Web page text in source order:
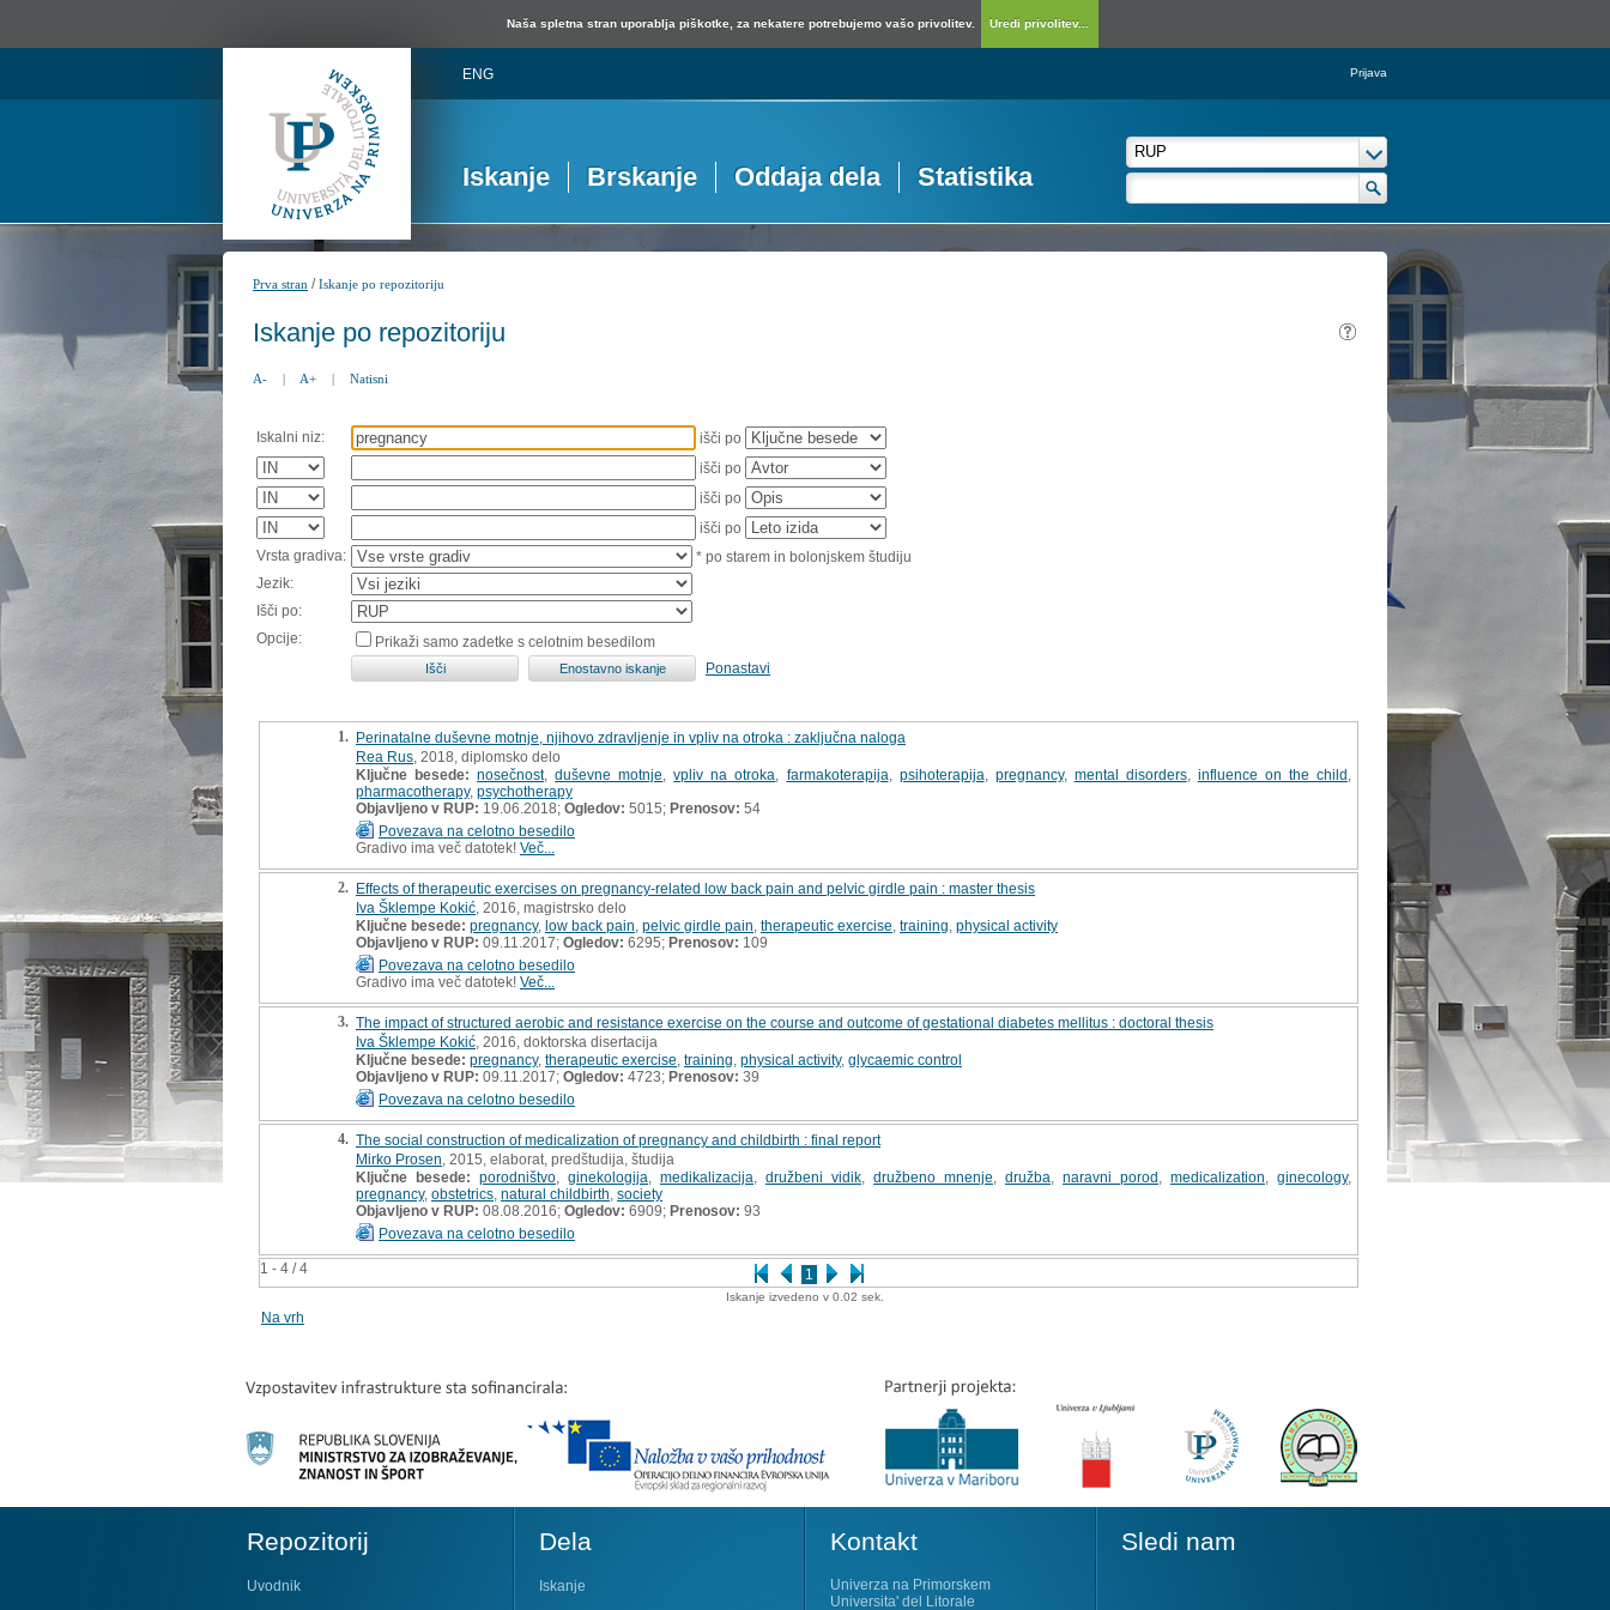
Naša spletna stran uporablja piškotke, za nekatere potrebujemo vašo privolitev. Uredi privolitev...
ENG Prijava
Iskanje Brskanje Oddaja dela Statistika
Prva stran /Iskanje po repozitoriju
Iskanje po repozitoriju
A- | A+ | Natisni
Iskalni niz:
išči po
išči po
išči po
išči po
Vrsta gradiva:
* po starem in bolonjskem študiju
Jezik:
Išči po:
Opcije:
Prikaži samo zadetke s celotnim besedilom
Ponastavi
1 - 4 / 4 1
1. Perinatalne duševne motnje, njihovo zdravljenje in vpliv na otroka : zaključna naloga
Rea Rus , 2018, diplomsko delo
Ključne besede: nosečnost,duševne motnje ,vpliv na otroka farmakoterapija psihoterapija pregnancy, mental disorders, influence on the child
pharmacotherapy, psychotherapy
Objavljeno v RUP: 19.06.2018; Ogledov: 5015; Prenosov: 54
Povezava na celotno besedilo
Gradivo ima več datotek! Več...
2. Effects of therapeutic exercises on pregnancy-related low back pain and pelvic girdle pain : master thesis
Iva Šklempe Kokić , 2016, magistrsko delo
Ključne besede: pregnancy, low back pain pelvic girdle pain therapeutic exercise training physical activity
Objavljeno v RUP: 09.11.2017; Ogledov: 6295; Prenosov: 109
Povezava na celotno besedilo
Gradivo ima več datotek! Več...
3. The impact of structured aerobic and resistance exercise on the course and outcome of gestational diabetes mellitus : doctoral thesis
Iva Šklempe Kokić , 2016, doktorska disertacija
Ključne besede: pregnancy, therapeutic exercise training physical activity, glycaemic control
Objavljeno v RUP: 09.11.2017; Ogledov: 4723; Prenosov: 39
Povezava na celotno besedilo
4. The social construction of medicalization of pregnancy and childbirth : final report
Mirko Prosen , 2015, elaborat, predštudija, študija
Ključne besede: porodništvo ginekologija medikalizacija družbeni vidik družbeno mnenje družba naravni porod medicalization ginecology,
pregnancy, obstetrics natural childbirth society
Objavljeno v RUP: 08.08.2016; Ogledov: 6909; Prenosov: 93
Povezava na celotno besedilo
Iskanje izvedeno v 0.02 sek.
Na vrh
Repozitorij
Uvodnik
Dela
Iskanje
Kontakt
Univerza na Primorskem
Universita' del Litorale
Sledi nam